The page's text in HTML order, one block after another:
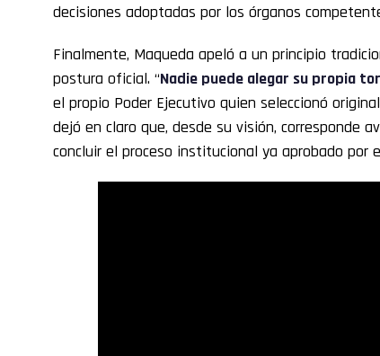
decisiones adoptadas por los órganos
Finalmente, Maqueda apeló a un principio
postura oficial. “Nadie puede alegar su propia
el propio Poder Ejecutivo quien seleccionó
dejó en claro que, desde su visión, corresponde
concluir el proceso institucional ya aprobado por